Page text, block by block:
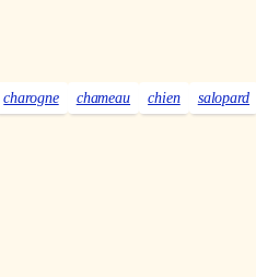
charogne chameau chien salopard